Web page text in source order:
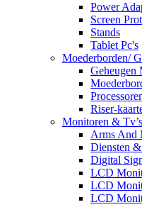
Power
Screen
Stands
Tablet Pc's
Moederborden/
Geheugen
Riser-
Monitoren & Tv’s
Arms And
Diensten
Digital
LCD
LCD
LCD